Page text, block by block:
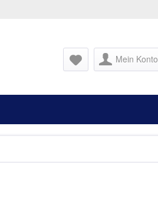
Mein Konto